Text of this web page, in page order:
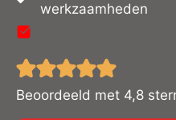
werkzaamheden
Beoordeeld met 4,8